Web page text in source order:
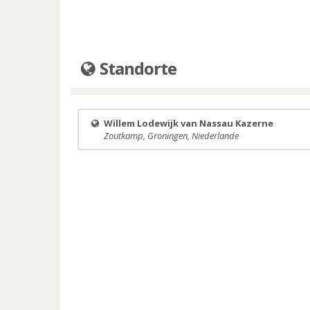
Standorte
Willem Lodewijk van Nassau Kazerne
Zoutkamp, Groningen, Niederlande